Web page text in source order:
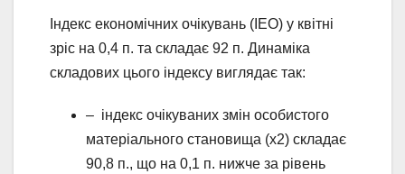
Індекс економічних очікувань (ІЕО) у квітні
зріс на 0,4 п. та складає 92 п. Динаміка
складових цього індексу виглядає так:
– індекс очікуваних змін особистого
матеріального становища (х2) складає
90,8 п., що на 0,1 п. нижче за рівень